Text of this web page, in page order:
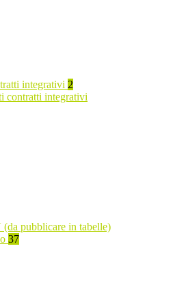
integrativi 2
contratti integrativi
pubblicare in tabelle)
37